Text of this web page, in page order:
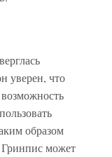
уверен, что
образом
может